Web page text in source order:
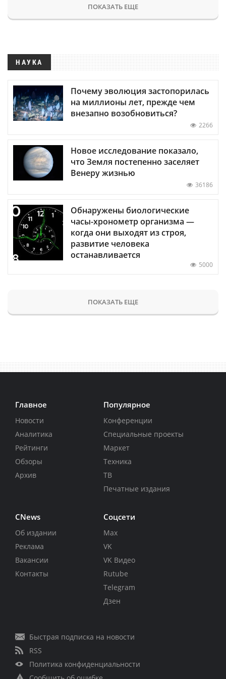
ПОКАЗАТЬ ЕЩЕ
НАУКА
Почему эволюция застопорилась
на миллионы лет, прежде чем
внезапно возобновиться?
2266
Новое исследование показало,
что Земля постепенно заселяет
Венеру жизнью
36186
Обнаружены биологические
часы-хронометр организма —
когда они выходят из строя,
развитие человека
останавливается
5000
ПОКАЗАТЬ ЕЩЕ
Главное
Новости
Аналитика
Рейтинги
Обзоры
Архив
Популярное
Конференции
Специальные проекты
Маркет
Техника
ТВ
Печатные издания
CNews
Об издании
Реклама
Вакансии
Контакты
Соцсети
Max
VK
VK Видео
Rutube
Telegram
Дзен
Быстрая подписка на новости
RSS
Политика конфиденциальности